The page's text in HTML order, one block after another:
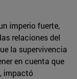
imperio fuerte,
relaciones del
la supervivencia
en cuenta que
impactó